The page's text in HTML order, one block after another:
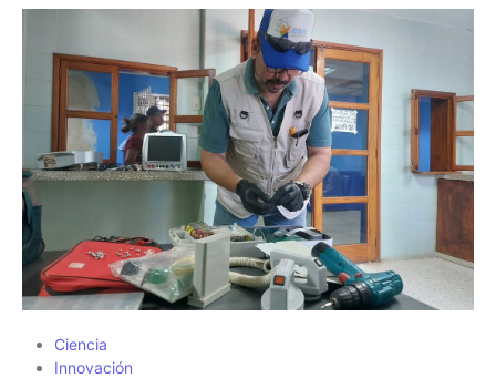
Ciencia
Innovación